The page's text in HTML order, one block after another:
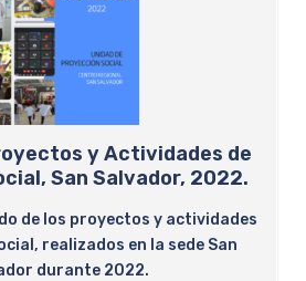
y Actividades de
San Salvador, 2022.
de los proyectos y actividades
realizados en la sede San
durante 2022.